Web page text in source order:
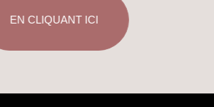
EN CLIQUANT ICI